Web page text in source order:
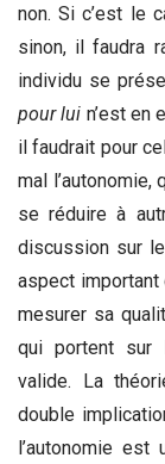
non. Si c’est le
sinon, il faudra
individu se
pour lui n’est en
il faudrait pour
mal l’autonomie,
se réduire à
discussion sur
aspect important
mesurer sa
qui portent sur
valide. La
double
l’autonomie est